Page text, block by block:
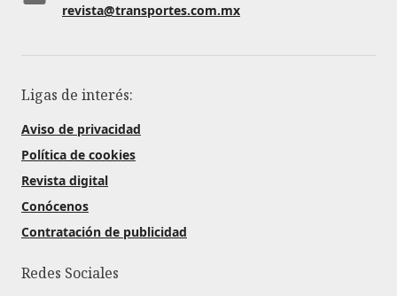
revista@transportes.com.mx
Ligas de interés:
Aviso de privacidad
Política de cookies
Revista digital
Conócenos
Contratación de publicidad
Redes Sociales